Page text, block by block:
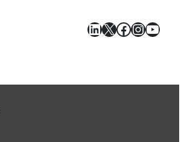
LinkedIn
X Facebook